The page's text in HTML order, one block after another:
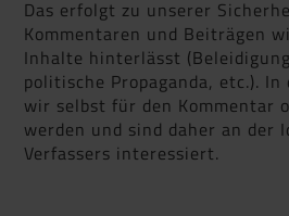
Das erfolgt zu unserer
Kommentaren und Beiträgen
Inhalte hinterlässt
politische Propaganda, etc.). In
wir selbst für den Kommentar
werden und sind daher an der
Verfassers interessiert.